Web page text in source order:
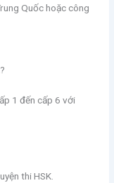
Quốc hoặc công
1 đến cấp 6 với
thi HSK.